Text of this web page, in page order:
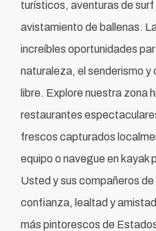
turísticos, aventuras de surf
avistamiento de ballenas.
increíbles oportunidades
naturaleza, el senderismo y
libre. Explore nuestra zona
restaurantes
frescos capturados
equipo o navegue en kayak
Usted y sus compañeros
confianza, lealtad y
más pintorescos de